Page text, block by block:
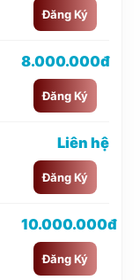
Đăng Ký
8.000.000đ
Đăng Ký
Liên hệ
Đăng Ký
10.000.000đ
Đăng Ký